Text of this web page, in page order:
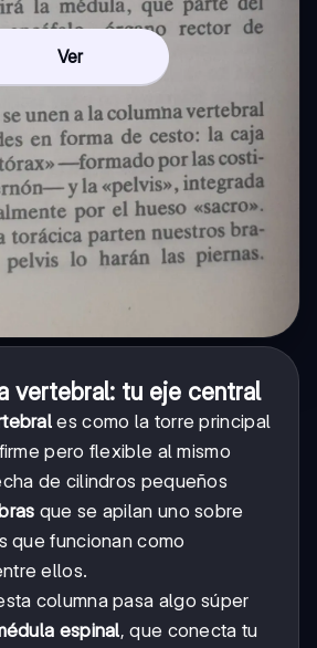
Ver
vertebral: tu eje central
es como la torre principal
pero flexible al mismo
de cilindros pequeños
que se apilan uno sobre
que funcionan como
ellos.
columna pasa algo súper
espinal, que conecta tu